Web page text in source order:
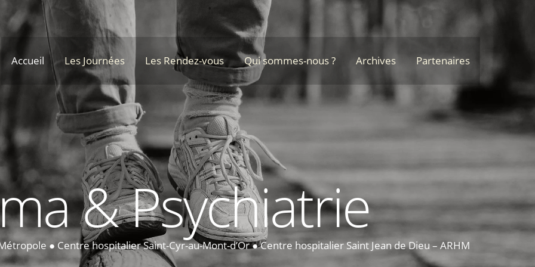
Accueil
Les Journées Les Rendez-vous Qui sommes-nous ? Archives Partenaires
& Psychiatrie
● Centre hospitalier Saint-Cyr-au-Mont-d’Or ● Centre hospitalier Saint Jean de Dieu – ARHM